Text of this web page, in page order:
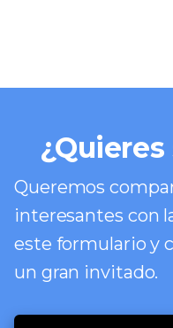
Queremos
interesantes con
este formulario y
un gran invitado.